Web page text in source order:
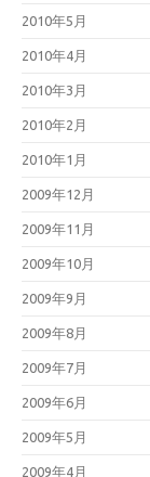
2010年5月
2010年4月
2010年3月
2010年2月
2010年1月
2009年12月
2009年11月
2009年10月
2009年9月
2009年8月
2009年7月
2009年6月
2009年5月
2009年4月